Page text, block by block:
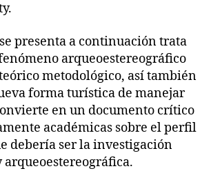
presenta a continuación trata
arqueoestereográfico
metodológico, así también
forma turística de manejar
en un documento crítico
académicas sobre el perfil
debería ser la investigación
arqueoestereográfica.